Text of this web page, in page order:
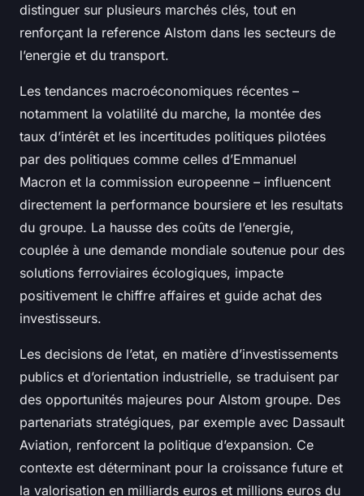
distinguer sur plusieurs marchés clés, tout en
renforçant la reference Alstom dans les secteurs de
l’energie et du transport.
Les tendances macroéconomiques récentes –
notamment la volatilité du marche, la montée des
taux d’intérêt et les incertitudes politiques pilotées
par des politiques comme celles d’Emmanuel
Macron et la commission europeenne – influencent
directement la performance boursiere et les resultats
du groupe. La hausse des coûts de l’energie,
couplée à une demande mondiale soutenue pour des
solutions ferroviaires écologiques, impacte
positivement le chiffre affaires et guide achat des
investisseurs.
Les decisions de l’etat, en matière d’investissements
publics et d’orientation industrielle, se traduisent par
des opportunités majeures pour Alstom groupe. Des
partenariats stratégiques, par exemple avec Dassault
Aviation, renforcent la politique d’expansion. Ce
contexte est déterminant pour la croissance future et
la valorisation en milliards euros et millions euros du